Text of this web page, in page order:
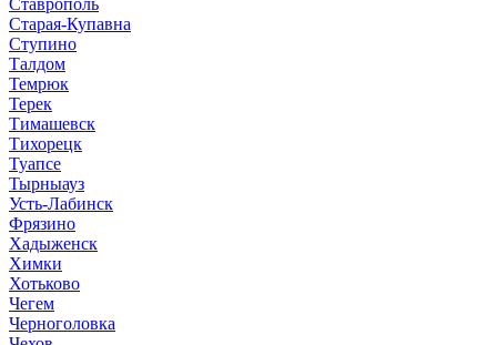
Старая-Купавна
Ступино
Талдом
Темрюк
Терек
Тимашевск
Тихорецк
Туапсе
Тырныауз
Усть-Лабинск
Фрязино
Хадыженск
Химки
Хотьково
Чегем
Черноголовка